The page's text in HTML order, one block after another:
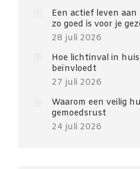
Een actief leven
zo goed is voor je
28 juli 2026
Hoe lichtinval in
beïnvloedt
27 juli 2026
Waarom een veilig
gemoedsrust
24 juli 2026